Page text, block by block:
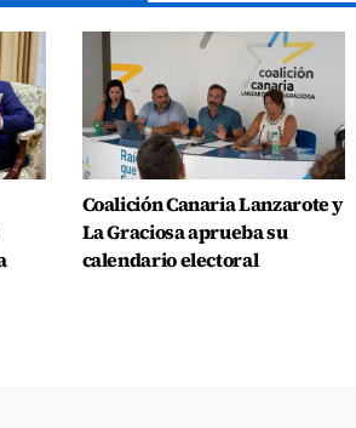
Coalición Canaria Lanzarote y
La Graciosa aprueba su
calendario electoral